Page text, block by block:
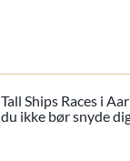
Tall Ships Races i
du ikke bør snyde